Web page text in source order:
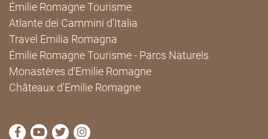
Émilie Romagne Tourisme
Atlante dei Cammini d'Italia
Travel Emilia Romagna
Émilie Romagne Tourisme - Parcs Naturels
Monastères d'Emilie Romagne
Châteaux d'Emilie Romagne
Visitez la page Facebook de Cammini Emilia-
Visitez la page YouTube de Cammini Emilia-
Visitez la page Twitter de Cammini Emilia-
Visitez la page Instagram de Cammini